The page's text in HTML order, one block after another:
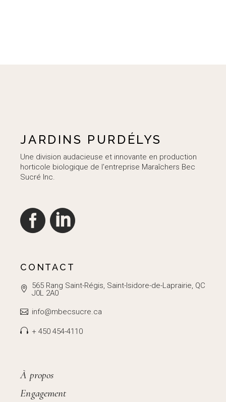
JARDINS PURDÉLYS
Une division audacieuse et innovante en production
horticole biologique de l'entreprise Maraîchers Bec
Sucré Inc.
CONTACT
565 Rang Saint-Régis, Saint-Isidore-de-Laprairie, QC
J0L 2A0
info@mbecsucre.ca
+ 450 454-4110
À propos
Engagement